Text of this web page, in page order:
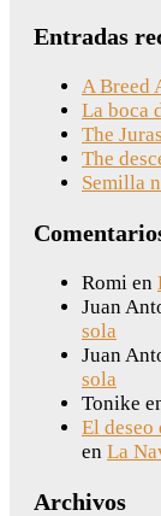
Entradas
A Breed
La boca
The
The
Semilla
Romi en
Juan
sola
Juan
sola
Tonike
El deseo
en La
Archivos